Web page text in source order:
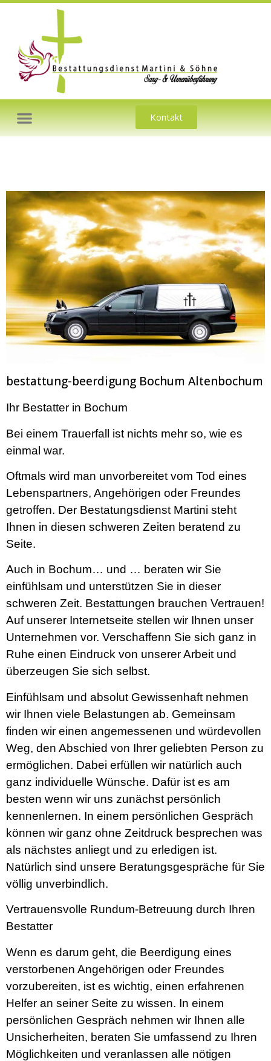
Kontakt
bestattung-beerdigung Bochum Altenbochum
Ihr Bestatter in Bochum
Bei einem Trauerfall ist nichts mehr so, wie es
einmal war.
Oftmals wird man unvorbereitet vom Tod eines
Lebenspartners, Angehörigen oder Freundes
getroffen. Der Bestatungsdienst Martini steht
Ihnen in diesen schweren Zeiten beratend zu
Seite.
Auch in Bochum… und … beraten wir Sie
einfühlsam und unterstützen Sie in dieser
schweren Zeit. Bestattungen brauchen Vertrauen!
Auf unserer Internetseite stellen wir Ihnen unser
Unternehmen vor. Verschaffenn Sie sich ganz in
Ruhe einen Eindruck von unserer Arbeit und
überzeugen Sie sich selbst.
Einfühlsam und absolut Gewissenhaft nehmen
wir Ihnen viele Belastungen ab. Gemeinsam
finden wir einen angemessenen und würdevollen
Weg, den Abschied von Ihrer geliebten Person zu
ermöglichen. Dabei erfüllen wir natürlich auch
ganz individuelle Wünsche. Dafür ist es am
besten wenn wir uns zunächst persönlich
kennenlernen. In einem persönlichen Gespräch
können wir ganz ohne Zeitdruck besprechen was
als nächstes anliegt und zu erledigen ist.
Natürlich sind unsere Beratungsgespräche für Sie
völlig unverbindlich.
Vertrauensvolle Rundum-Betreuung durch Ihren
Bestatter
Wenn es darum geht, die Beerdigung eines
verstorbenen Angehörigen oder Freundes
vorzubereiten, ist es wichtig, einen erfahrenen
Helfer an seiner Seite zu wissen. In einem
persönlichen Gespräch nehmen wir Ihnen alle
Unsicherheiten, beraten Sie umfassend zu Ihren
Möglichkeiten und veranlassen alle nötigen